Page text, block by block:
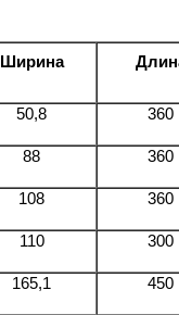
Ширина
50,8 360
88 360
108 360
110 300
165,1 450